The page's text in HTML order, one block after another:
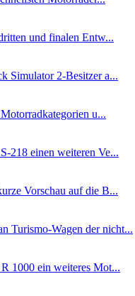
und finalen Entw...
Simulator 2-Besitzer a...
u...
218 einen weiteren Ve...
Vorschau auf die B...
Turismo-Wagen der nicht...
1000 ein weiteres Mot...